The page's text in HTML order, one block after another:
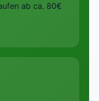
ab ca. 80€